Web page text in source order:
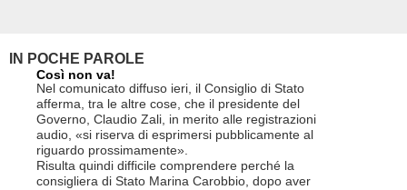
IN POCHE PAROLE
Così non va!
Nel comunicato diffuso ieri, il Consiglio di Stato
afferma, tra le altre cose, che il presidente del
Governo, Claudio Zali, in merito alle registrazioni
audio, «si riserva di esprimersi pubblicamente al
riguardo prossimamente».
Risulta quindi difficile comprendere perché la
consigliera di Stato Marina Carobbio, dopo aver